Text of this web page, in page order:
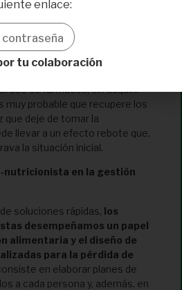
un déficit de nutrientes
del consumo de
es la dependencia que
uso de fármacos, sin adquirir
muy probable que recupere los
que deje de tomar la
llevar a un efecto rebote que,
la situación inicial.
nutricionista en la gestión
soluciones rápidas, los
desempeñamos un papel
alimentaria y el diseño de
para la pérdida de
en elaborar planes de
a cada persona y, además, en
enlace:
tu colaboración